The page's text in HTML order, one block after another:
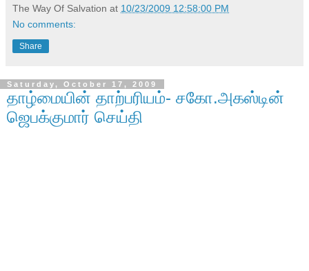
The Way Of Salvation at 10/23/2009 12:58:00 PM
No comments:
Share
Saturday, October 17, 2009
தாழ்மையின் தாற்பரியம்- சகோ.அகஸ்டின்
ஜெபக்குமார் செய்தி